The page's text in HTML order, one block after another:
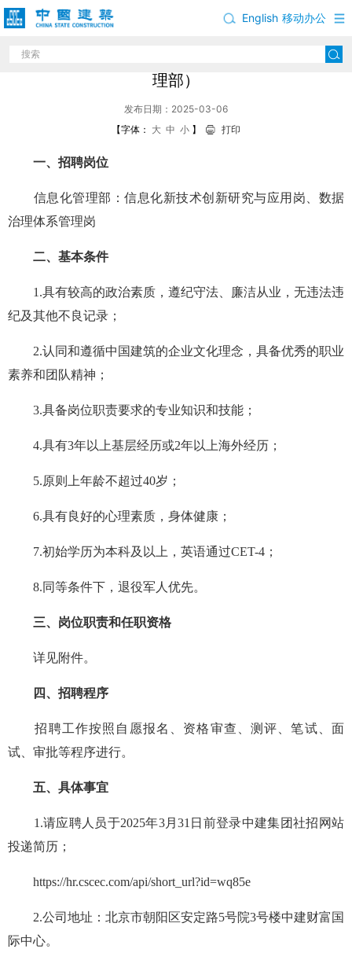
移动办公
English
中国建筑股份有限公司岗位招聘公告（信息化管
理部）
发布日期：2025-03-06
【字体： 大 中 小 】 打印
一、招聘岗位
信息化管理部：信息化新技术创新研究与应用岗、数据
治理体系管理岗
二、基本条件
1.具有较高的政治素质，遵纪守法、廉洁从业，无违法违
纪及其他不良记录；
2.认同和遵循中国建筑的企业文化理念，具备优秀的职业
素养和团队精神；
3.具备岗位职责要求的专业知识和技能；
4.具有3年以上基层经历或2年以上海外经历；
5.原则上年龄不超过40岁；
6.具有良好的心理素质，身体健康；
7.初始学历为本科及以上，英语通过CET-4；
8.同等条件下，退役军人优先。
三、岗位职责和任职资格
详见附件。
四、招聘程序
招聘工作按照自愿报名、资格审查、测评、笔试、面
试、审批等程序进行。
五、具体事宜
1.请应聘人员于2025年3月31日前登录中建集团社招网站
投递简历；
https://hr.cscec.com/api/short_url?id=wq85e
2.公司地址：北京市朝阳区安定路5号院3号楼中建财富国
际中心。